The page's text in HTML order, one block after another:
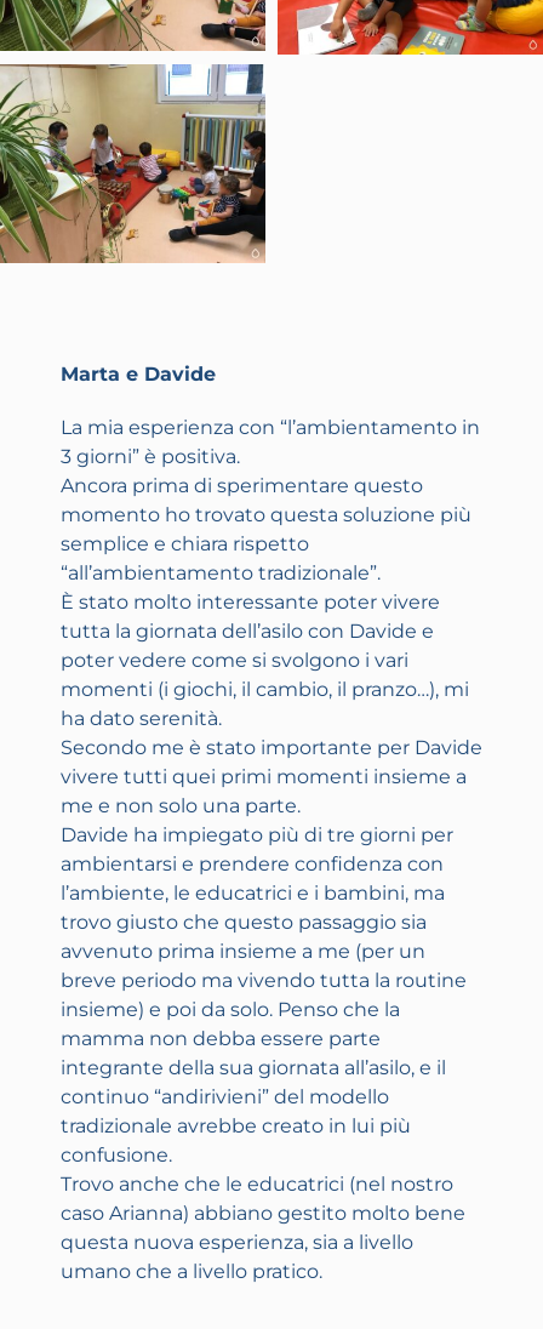
Marta e Davide
La mia esperienza con “l’ambientamento in
3 giorni” è positiva.
Ancora prima di sperimentare questo
momento ho trovato questa soluzione più
semplice e chiara rispetto
“all’ambientamento tradizionale”.
È stato molto interessante poter vivere
tutta la giornata dell’asilo con Davide e
poter vedere come si svolgono i vari
momenti (i giochi, il cambio, il pranzo…), mi
ha dato serenità.
Secondo me è stato importante per Davide
vivere tutti quei primi momenti insieme a
me e non solo una parte.
Davide ha impiegato più di tre giorni per
ambientarsi e prendere confidenza con
l’ambiente, le educatrici e i bambini, ma
trovo giusto che questo passaggio sia
avvenuto prima insieme a me (per un
breve periodo ma vivendo tutta la routine
insieme) e poi da solo. Penso che la
mamma non debba essere parte
integrante della sua giornata all’asilo, e il
continuo “andirivieni” del modello
tradizionale avrebbe creato in lui più
confusione.
Trovo anche che le educatrici (nel nostro
caso Arianna) abbiano gestito molto bene
questa nuova esperienza, sia a livello
umano che a livello pratico.